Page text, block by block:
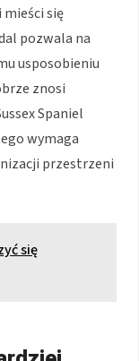
się
pozwala na
usposobieniu
znosi
Spaniel
wymaga
przestrzeni
się